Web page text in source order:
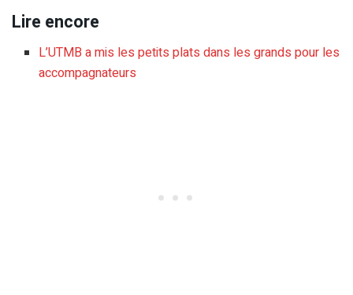
Lire encore
L’UTMB a mis les petits plats dans les grands pour les
accompagnateurs